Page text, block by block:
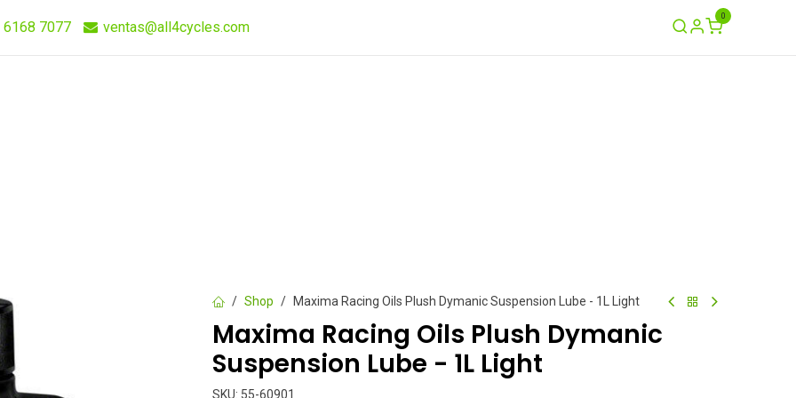
6168 7077 ventas@all4cycles.com
0
Shop Maxima Racing Oils Plush Dymanic Suspension Lube - 1L Light
Maxima Racing Oils Plush Dymanic
Suspension Lube - 1L Light
SKU: 55-60901